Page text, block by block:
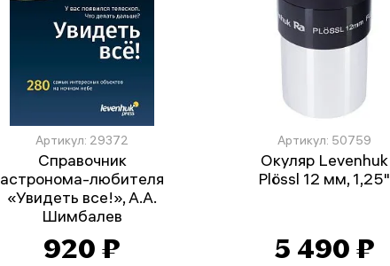
Артикул: 29372
Справочник
астронома-любителя
«Увидеть все!», А.А.
Шимбалев
920 ₽
Артикул: 50759
Окуляр Levenhuk
Plössl 12 мм, 1,25"
5 490 ₽